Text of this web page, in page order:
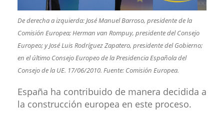
De derecha a izquierda: José Manuel Barroso, presidente de la
Comisión Europea; Herman van Rompuy, presidente del Consejo
Europeo; y José Luis Rodríguez Zapatero, presidente del Gobierno;
en el último Consejo Europeo de la Presidencia Española del
Consejo de la UE. 17/06/2010. Fuente: Comisión Europea.
España ha contribuido de manera decidida a
la construcción europea en este proceso.